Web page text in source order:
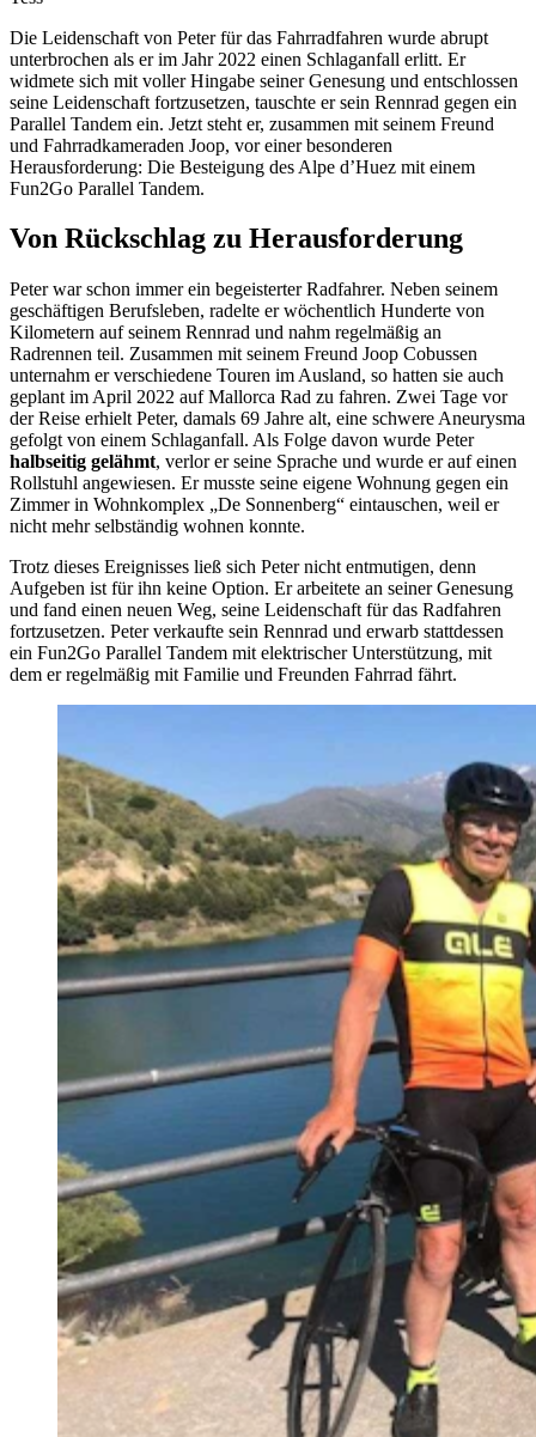
Die Leidenschaft von Peter für das Fahrradfahren wurde abrupt
unterbrochen als er im Jahr 2022 einen Schlaganfall erlitt. Er
widmete sich mit voller Hingabe seiner Genesung und entschlossen
seine Leidenschaft fortzusetzen, tauschte er sein Rennrad gegen ein
Parallel Tandem ein. Jetzt steht er, zusammen mit seinem Freund
und Fahrradkameraden Joop, vor einer besonderen
Herausforderung: Die Besteigung des Alpe d’Huez mit einem
Fun2Go Parallel Tandem.
Von Rückschlag zu Herausforderung
Peter war schon immer ein begeisterter Radfahrer. Neben seinem
geschäftigen Berufsleben, radelte er wöchentlich Hunderte von
Kilometern auf seinem Rennrad und nahm regelmäßig an
Radrennen teil. Zusammen mit seinem Freund Joop Cobussen
unternahm er verschiedene Touren im Ausland, so hatten sie auch
geplant im April 2022 auf Mallorca Rad zu fahren. Zwei Tage vor
der Reise erhielt Peter, damals 69 Jahre alt, eine schwere Aneurysma
gefolgt von einem Schlaganfall. Als Folge davon wurde Peter
halbseitig gelähmt, verlor er seine Sprache und wurde er auf einen
Rollstuhl angewiesen. Er musste seine eigene Wohnung gegen ein
Zimmer in Wohnkomplex „De Sonnenberg“ eintauschen, weil er
nicht mehr selbständig wohnen konnte.
Trotz dieses Ereignisses ließ sich Peter nicht entmutigen, denn
Aufgeben ist für ihn keine Option. Er arbeitete an seiner Genesung
und fand einen neuen Weg, seine Leidenschaft für das Radfahren
fortzusetzen. Peter verkaufte sein Rennrad und erwarb stattdessen
ein Fun2Go Parallel Tandem mit elektrischer Unterstützung, mit
dem er regelmäßig mit Familie und Freunden Fahrrad fährt.